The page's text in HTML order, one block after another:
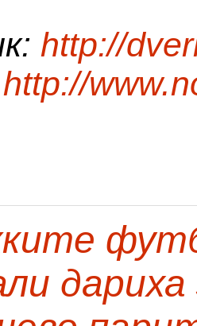
http://
http://